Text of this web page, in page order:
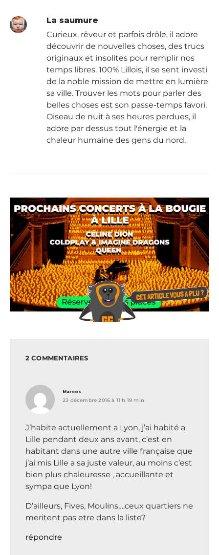
La saumure
Curieux, rêveur et parfois drôle, il adore
découvrir de nouvelles choses, des trucs
originaux et insolites pour remplir nos
temps libres. 100% Lillois, il se sent investi
de la noble mission de mettre en lumière
sa ville. Trouver les mots pour parler des
belles choses est son passe-temps favori.
Oiseau de nuit à ses heures perdues, il
adore par dessus tout l'énergie et la
chaleur humaine des gens du nord.
2 COMMENTAIRES
Marcos
23 décembre 2016 à 11 h 19 min
J’habite actuellement a Lyon, j’ai habité a
Lille pendant deux ans avant, c’est en
habitant dans une autre ville française que
j’ai mis Lille a sa juste valeur, au moins c’est
bien plus chaleuresse , accueillante et
sympa que Lyon!
D’ailleurs, Fives, Moulins….ceux quartiers ne
meritent pas etre dans la liste?
répondre